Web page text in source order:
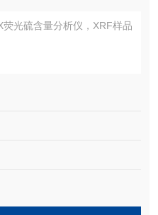
荧光硫含量分析仪，XRF样品
仪（XRF）备件耗材领域的
X荧光XRF光谱仪样品膜